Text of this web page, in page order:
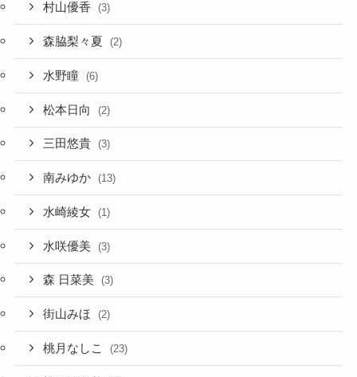
村山優香 (3)
森脇梨々夏 (2)
水野瞳 (6)
松本日向 (2)
三田悠貴 (3)
南みゆか (13)
水崎綾女 (1)
水咲優美 (3)
森 日菜美 (3)
街山みほ (2)
桃月なしこ (23)